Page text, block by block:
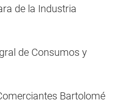
de la Industria
de Consumos y
Bartolomé